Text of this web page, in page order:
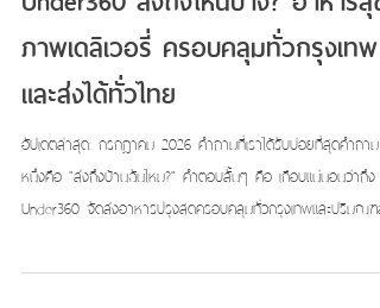
ภาพเดลิเวอรี่ ครอบคลุมทั่วกรุงเทพ
และส่งได้ทั่วไทย
อัปเดตล่าสุด: กรกฎาคม 2026 คำถามที่เราได้รับบ่อยที่สุดคำถาม
หนึ่งคือ "ส่งถึงบ้านฉันไหม?" คำตอบสั้นๆ คือ เกือบแน่นอนว่าถึง —
Under360 จัดส่งอาหารปรุงสดครอบคลุมทั่วกรุงเทพและปริมณฑล
แบบการส่งทั้งหมดไว้ในที่เดียว กรุงเทพและปริมณฑล — อาหารปรุง